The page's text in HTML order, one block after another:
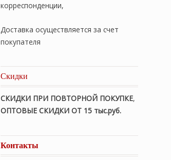
корреспонденции,
Доставка осуществляется за счет
покупателя
Скидки
СКИДКИ ПРИ ПОВТОРНОЙ ПОКУПКЕ,
ОПТОВЫЕ СКИДКИ ОТ 15 тыс.руб.
Контакты